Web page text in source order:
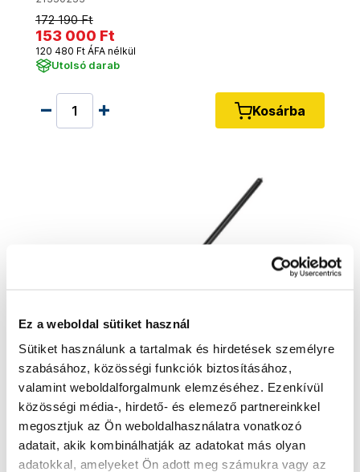
Ez a weboldal sütiket használ
Sütiket használunk a tartalmak és hirdetések személyre
szabásához, közösségi funkciók biztosításához,
valamint weboldalforgalmunk elemzéséhez. Ezenkívül
közösségi média-, hirdető- és elemező partnereinkkel
megosztjuk az Ön weboldalhasználatra vonatkozó
adatait, akik kombinálhatják az adatokat más olyan
adatokkal, amelyeket Ön adott meg számukra vagy az
172 190 Ft
153 000 Ft
120 480 Ft ÁFA nélkül
Utolsó darab
Kosárba
Ego Power STA1600 Powerload™ fűkasza –
kiegészítő
STA1600